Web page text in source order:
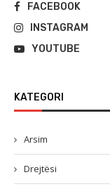
FACEBOOK
INSTAGRAM
YOUTUBE
KATEGORI
Arsim
Drejtësi